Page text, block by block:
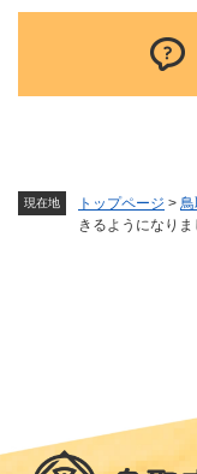
現在地 トップページ >
きるようになりま